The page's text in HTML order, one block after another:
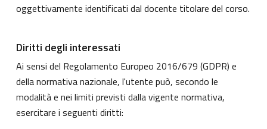
oggettivamente identificati dal docente titolare del corso.
Diritti degli interessati
Ai sensi del Regolamento Europeo 2016/679 (GDPR) e
della normativa nazionale, l'utente può, secondo le
modalità e nei limiti previsti dalla vigente normativa,
esercitare i seguenti diritti: